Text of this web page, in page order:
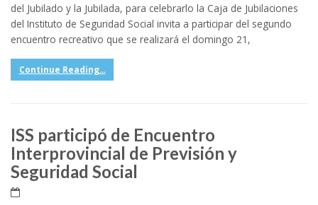
del Jubilado y la Jubilada, para celebrarlo la Caja de Jubilaciones
del Instituto de Seguridad Social invita a participar del segundo
encuentro recreativo que se realizará el domingo 21,
Continue Reading...
ISS participó de Encuentro
Interprovincial de Previsión y
Seguridad Social